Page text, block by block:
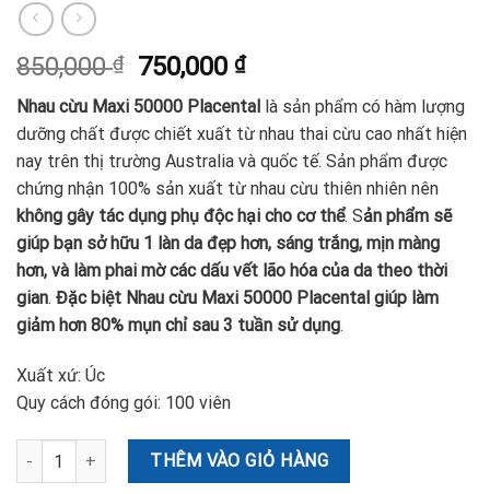
850,000₫ 750,000₫
Nhau cừu Maxi 50000 Placental
là sản phẩm có hàm lượng
dưỡng chất được chiết xuất từ nhau thai cừu cao nhất hiện
nay trên thị trường Australia và quốc tế. Sản phẩm được
chứng nhận 100% sản xuất từ nhau cừu thiên nhiên nên
không gây tác dụng phụ độc hại cho cơ thể. Sản phẩm sẽ
giúp bạn sở hữu 1 làn da đẹp hơn, sáng trắng, mịn màng
hơn, và làm phai mờ các dấu vết lão hóa của da theo thời
gian. Đặc biệt Nhau cừu Maxi 50000 Placental giúp làm
giảm hơn 80% mụn chỉ sau 3 tuần sử dụng.
Xuất xứ: Úc
Quy cách đóng gói: 100 viên
Nhau Thai Cừu Maxi 50000 Placental 100 Viên Hàng Úc số lượng
THÊM VÀO GIỎ HÀNG